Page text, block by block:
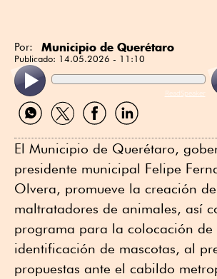
Por: Municipio de Querétaro
Publicado: 14.05.2026 - 11:10
ReadSpeaker
Compartir
por
Compartir
por
Compartir
por
Compartir
por
El Municipio de Querétaro,
presidente municipal Felipe
Olvera, promueve la creación
maltratadores de animales, así
programa para la colocación de
identificación de mascotas, al
propuestas ante el cabildo